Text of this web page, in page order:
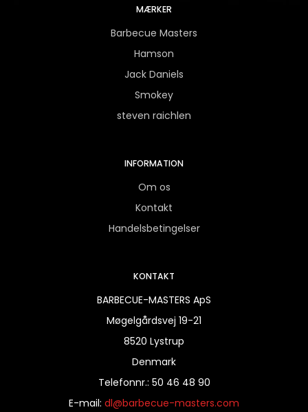
MÆRKER
Barbecue Masters
Hamson
Jack Daniels
Smokey
steven raichlen
INFORMATION
Om os
Kontakt
Handelsbetingelser
KONTAKT
BARBECUE-MASTERS ApS
Møgelgårdsvej 19-21
8520 Lystrup
Denmark
Telefonnr.: 50 46 48 90
E-mail: dl@barbecue-masters.com